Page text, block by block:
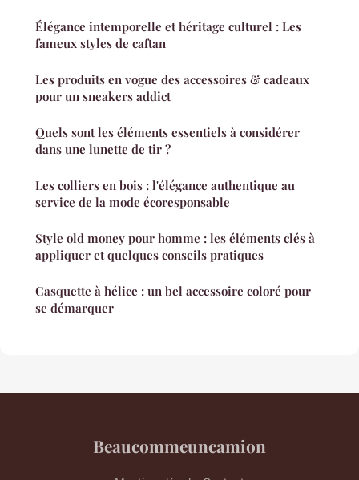
Élégance intemporelle et héritage culturel : Les
fameux styles de caftan
Les produits en vogue des accessoires & cadeaux
pour un sneakers addict
Quels sont les éléments essentiels à considérer
dans une lunette de tir ?
Les colliers en bois : l'élégance authentique au
service de la mode écoresponsable
Style old money pour homme : les éléments clés à
appliquer et quelques conseils pratiques
Casquette à hélice : un bel accessoire coloré pour
se démarquer
Beaucommeuncamion